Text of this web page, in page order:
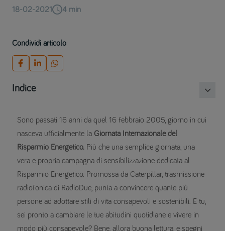
18-02-2021 4 min
Condividi articolo
Indice
Sono passati 16 anni da quel 16 febbraio 2005, giorno in cui
nasceva ufficialmente la Giornata Internazionale del
Risparmio Energetico. Più che una semplice giornata, una
vera e propria campagna di sensibilizzazione dedicata al
Risparmio Energetico. Promossa da Caterpillar, trasmissione
radiofonica di RadioDue, punta a convincere quante più
persone ad adottare stili di vita consapevoli e sostenibili. E tu,
sei pronto a cambiare le tue abitudini quotidiane e vivere in
modo più consapevole? Bene, allora buona lettura, e spegni